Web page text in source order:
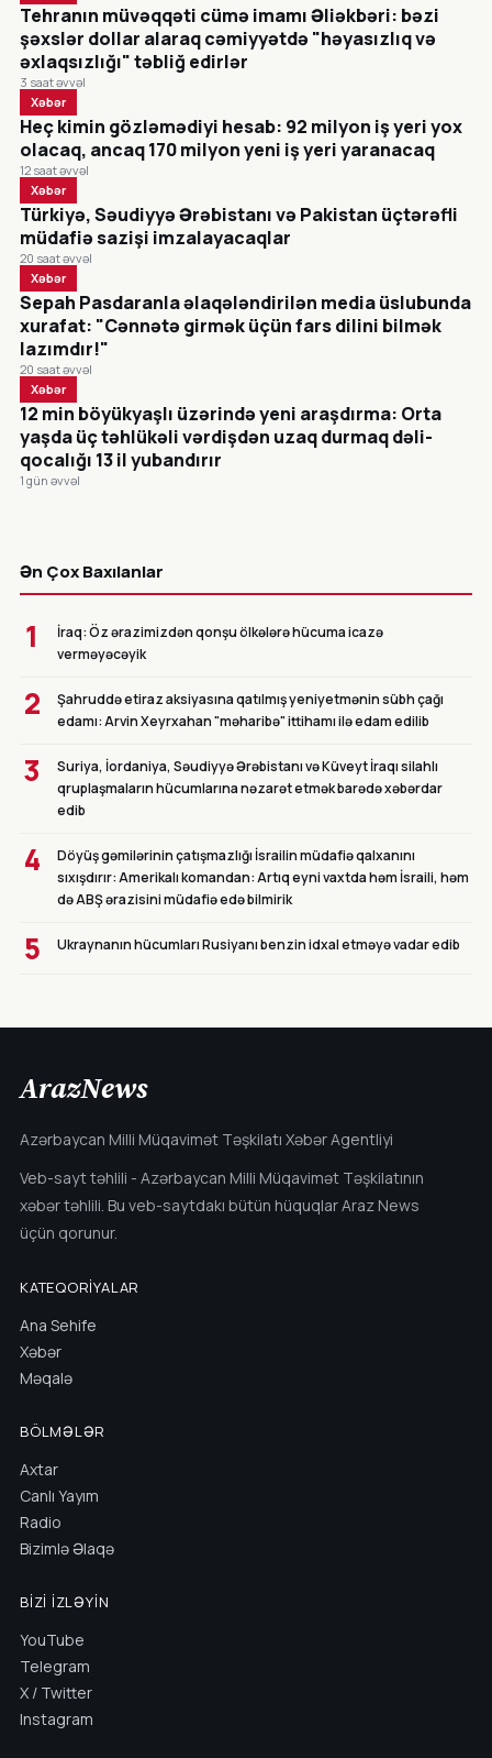
Tehranın müvəqqəti cümə imamı Əliəkbəri: bəzi
şəxslər dollar alaraq cəmiyyətdə "həyasızlıq və
əxlaqsızlığı" təbliğ edirlər
3 saat əvvəl
Xəbər
Heç kimin gözləmədiyi hesab: 92 milyon iş yeri yox
olacaq, ancaq 170 milyon yeni iş yeri yaranacaq
12 saat əvvəl
Xəbər
Türkiyə, Səudiyyə Ərəbistanı və Pakistan üçtərəfli
müdafiə sazişi imzalayacaqlar
20 saat əvvəl
Xəbər
Sepah Pasdaranla əlaqələndirilən media üslubunda
xurafat: "Cənnətə girmək üçün fars dilini bilmək
lazımdır!"
20 saat əvvəl
Xəbər
12 min böyükyaşlı üzərində yeni araşdırma: Orta
yaşda üç təhlükəli vərdişdən uzaq durmaq dəli-
qocalığı 13 il yubandırır
1 gün əvvəl
Ən Çox Baxılanlar
1
İraq: Öz ərazimizdən qonşu ölkələrə hücuma icazə
verməyəcəyik
2
Şahruddə etiraz aksiyasına qatılmış yeniyetmənin sübh çağı
edamı: Arvin Xeyrxahan "məharibə" ittihamı ilə edam edilib
3
Suriya, İordaniya, Səudiyyə Ərəbistanı və Küveyt İraqı silahlı
qruplaşmaların hücumlarına nəzarət etmək barədə xəbərdar
edib
4
Döyüş gəmilərinin çatışmazlığı İsrailin müdafiə qalxanını
sıxışdırır: Amerikalı komandan: Artıq eyni vaxtda həm İsraili, həm
də ABŞ ərazisini müdafiə edə bilmirik
5 Ukraynanın hücumları Rusiyanı benzin idxal etməyə vadar edib
ArazNews
Azərbaycan Milli Müqavimət Təşkilatı Xəbər Agentliyi
Veb-sayt təhlili - Azərbaycan Milli Müqavimət Təşkilatının
xəbər təhlili. Bu veb-saytdakı bütün hüquqlar Araz News
üçün qorunur.
KATEQORIYALAR
Ana Sehife
Xəbər
Məqalə
BÖLMƏLƏR
Axtar
Canlı Yayım
Radio
Bizimlə Əlaqə
BIZI İZLƏYIN
YouTube
Telegram
X / Twitter
Instagram